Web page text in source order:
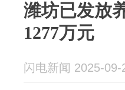
潍坊已发放
1277万元
闪电新闻 2025-09-